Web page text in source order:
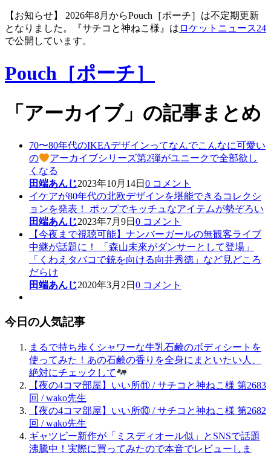
【お知らせ】 2026年8月からPouch［ポーチ］は不定期更新
となりました。『サチコと神ねこ様』は ロケットニュース24
で公開しています。
Pouch［ポーチ］
「アーカイブ」の記事まとめ
70〜80年代のIKEAデザインってなんでこんなに可愛い
の
アーカイブシリーズ第2弾がユニークで全部欲し
くなる
田端あんじ2023年10月14日 0 コメント
イケアが80年代の北欧デザインを堪能できるコレクシ
ョンを発表！ ポップでキッチュなアイテムが勢ぞろい
田端あんじ2023年7月9日 0 コメント
【今夜まで視聴可能】ナンバーガールの無観客ライブ
中継が話題に！ 「森山未來がダンサーとして登場」
「くわえタバコで銃を向ける向井秀徳」など見どころ
だらけ
田端あんじ2020年3月2日 0 コメント
今日の人気記事
まるで持ち歩くシャワーな牛乳石鹸のボディシートを
使ってみた！あの石鹸の香りを全身にまといたい人、
絶対にチェックして
【夜の4コマ部屋】いい所⑪ / サチコと神ねこ様 第2683
回 / wako先生
【夜の4コマ部屋】いい所⑩ / サチコと神ねこ様 第2682
回 / wako先生
ギャツビー新作が「ミスディオール似」とSNSで話題
沸騰中！実際に買ってみたので本音でレビューしま